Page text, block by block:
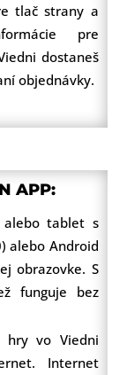
tlač strany a
pre
dostaneš
objednávky.
APP:
tablet s
alebo Android
obrazovke. S
funguje bez
hry vo Viedni
Internet